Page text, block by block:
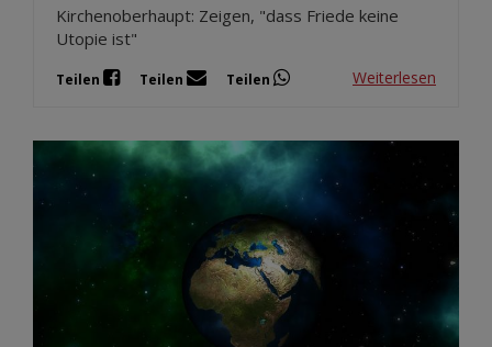
Kirchenoberhaupt: Zeigen, "dass Friede keine
Utopie ist"
Teilen Teilen Teilen Weiterlesen